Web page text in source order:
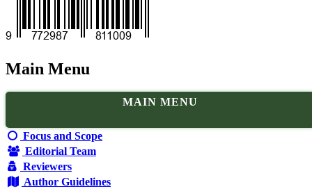
Main Menu
MAIN MENU
Focus and Scope
Editorial Team
Reviewers
Author Guidelines